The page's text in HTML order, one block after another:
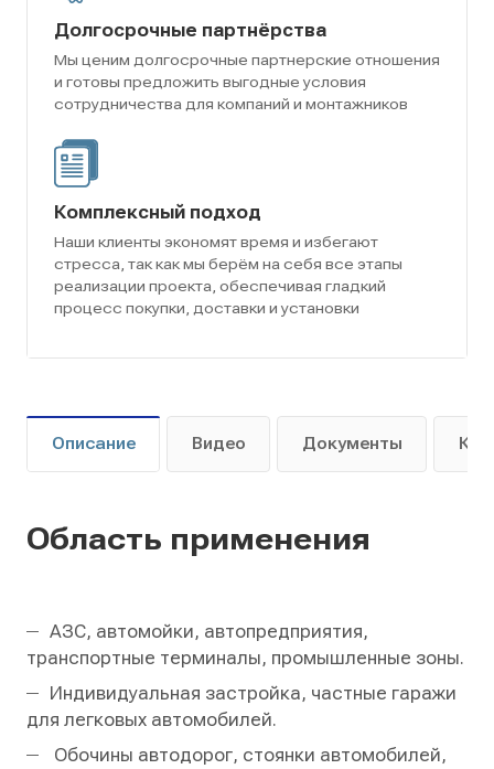
Долгосрочные партнёрства
Мы ценим долгосрочные партнерские отношения
и готовы предложить выгодные условия
сотрудничества для компаний и монтажников
Комплексный подход
Наши клиенты экономят время и избегают
стресса, так как мы берём на себя все этапы
реализации проекта, обеспечивая гладкий
процесс покупки, доставки и установки
Описание Видео Документы Как
Область применения
АЗС, автомойки, автопредприятия,
транспортные терминалы, промышленные зоны.
Индивидуальная застройка, частные гаражи
для легковых автомобилей.
Обочины автодорог, стоянки автомобилей,